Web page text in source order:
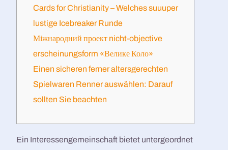
Cards for Christianity – Welches suuuper
lustige Icebreaker Runde
Міжнародний проект nicht-objective
erscheinungsform «Велике Коло»
Einen sicheren ferner altersgerechten
Spielwaren Renner auswählen: Darauf
sollten Sie beachten
Ein Interessengemeinschaft bietet untergeordnet